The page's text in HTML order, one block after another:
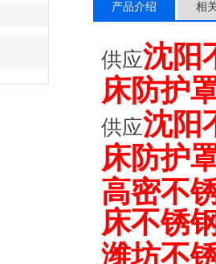
产品介绍 相
供应沈阳
床防护
供应沈阳
床防护
高密不
床不锈
潍坊不